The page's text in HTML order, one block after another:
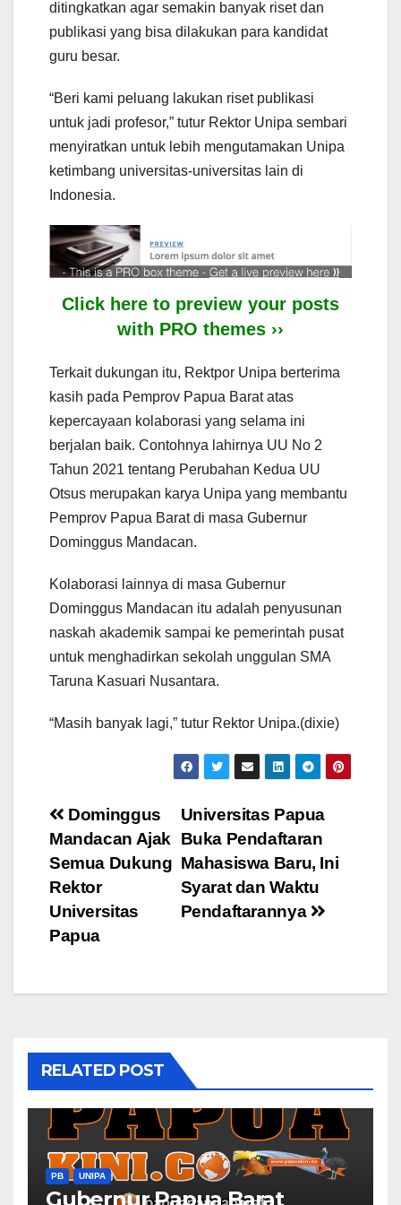
ditingkatkan agar semakin banyak riset dan
publikasi yang bisa dilakukan para kandidat
guru besar.
“Beri kami peluang lakukan riset publikasi
untuk jadi profesor,” tutur Rektor Unipa sembari
menyiratkan untuk lebih mengutamakan Unipa
ketimbang universitas-universitas lain di
Indonesia.
Click here to preview your posts
with PRO themes ››
Terkait dukungan itu, Rektpor Unipa berterima
kasih pada Pemprov Papua Barat atas
kepercayaan kolaborasi yang selama ini
berjalan baik. Contohnya lahirnya UU No 2
Tahun 2021 tentang Perubahan Kedua UU
Otsus merupakan karya Unipa yang membantu
Pemprov Papua Barat di masa Gubernur
Dominggus Mandacan.
Kolaborasi lainnya di masa Gubernur
Dominggus Mandacan itu adalah penyusunan
naskah akademik sampai ke pemerintah pusat
untuk menghadirkan sekolah unggulan SMA
Taruna Kasuari Nusantara.
“Masih banyak lagi,” tutur Rektor Unipa.(dixie)
Post
navigation
Universitas Papua
Buka Pendaftaran
Mahasiswa Baru, Ini
Syarat dan Waktu
Pendaftarannya
Dominggus
Mandacan Ajak
Semua Dukung
Rektor
Universitas
Papua
RELATED POST
PB UNIPA
Gubernur Papua Barat